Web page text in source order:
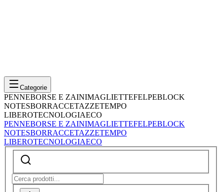
Categorie
PENNEBORSE E ZAINIMAGLIETTEFELPEBLOCK
NOTESBORRACCETAZZETEMPO
LIBEROTECNOLOGIAECO
PENNEBORSE E ZAINIMAGLIETTEFELPEBLOCK
NOTESBORRACCETAZZETEMPO
LIBEROTECNOLOGIAECO